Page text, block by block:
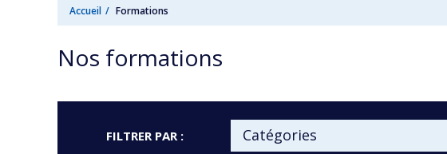
Accueil Formations
Nos formations
FILTRER PAR : Catégories